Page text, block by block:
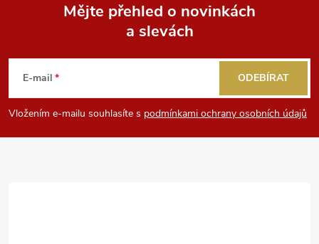
p
a
Mějte přehled o novinkách
a slevách
E-mail
Vložením e-mailu souhlasíte s podmínkami ochrany osobních údajů
ODEBÍRAT